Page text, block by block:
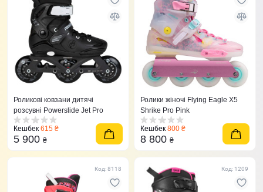
Роликові ковзани дитячі
розсувні Powerslide Jet Pro
Кешбек 615 ₴
5 900 ₴
Ролики жіночі Flying Eagle X5
Shrike Pro Pink
Кешбек 800 ₴
8 800 ₴
Код: 8118 Код: 1209